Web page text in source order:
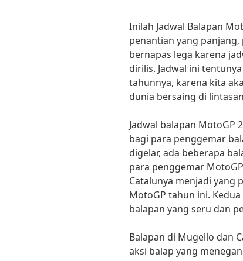
Inilah Jadwal Balapan
penantian yang
bernapas lega karena
dirilis. Jadwal ini
tahunnya, karena kita
dunia bersaing di
Jadwal balapan MotoGP
bagi para penggemar
digelar, ada beberapa
para penggemar
Catalunya menjadi yang
MotoGP tahun ini.
balapan yang seru dan
Balapan di Mugello dan
aksi balap yang